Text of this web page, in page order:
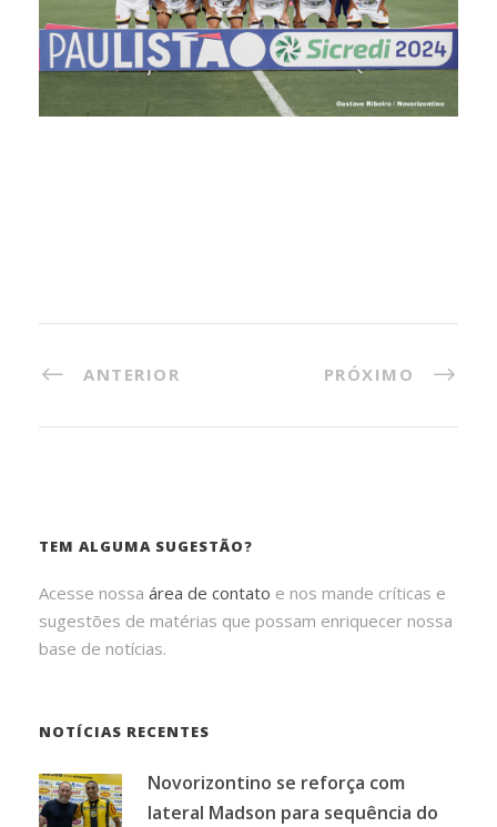
ANTERIOR PRÓXIMO
TEM ALGUMA SUGESTÃO?
Acesse nossa área de contato e nos mande críticas e
sugestões de matérias que possam enriquecer nossa
base de notícias.
NOTÍCIAS RECENTES
Novorizontino se reforça com
lateral Madson para sequência do